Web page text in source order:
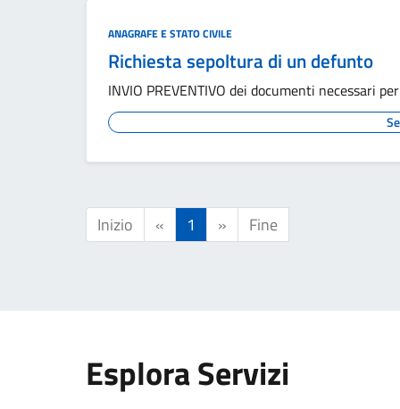
ANAGRAFE E STATO CIVILE
Richiesta sepoltura di un defunto
INVIO PREVENTIVO dei documenti necessari
Inizio « 1 » Fine
Esplora Servizi